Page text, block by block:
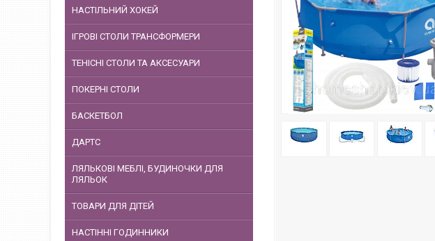
НАСТІЛЬНИЙ ХОКЕЙ
ІГРОВІ СТОЛИ ТРАНСФОРМЕРИ
ТЕНІСНІ СТОЛИ ТА АКСЕСУАРИ
ПОКЕРНІ СТОЛИ
БАСКЕТБОЛ
ДАРТС
ЛЯЛЬКОВІ МЕБЛІ, БУДИНОЧКИ ДЛЯ
ЛЯЛЬОК
ТОВАРИ ДЛЯ ДІТЕЙ
НАСТІННІ ГОДИННИКИ